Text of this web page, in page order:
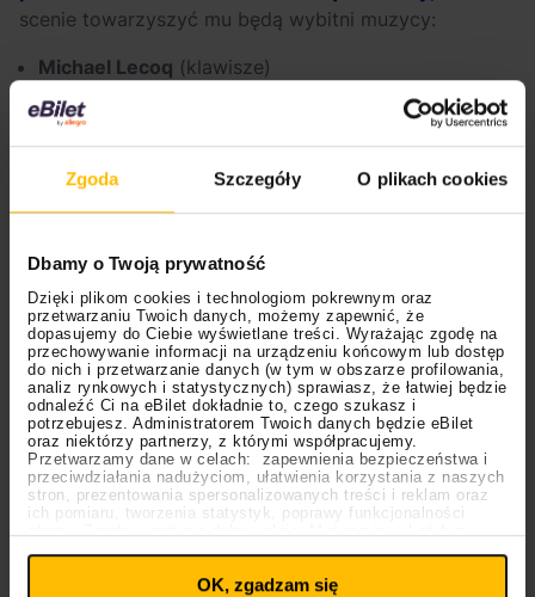
Zgoda Szczegóły O plikach cookies
Dbamy o Twoją prywatność
Dzięki plikom cookies i technologiom pokrewnym oraz
przetwarzaniu Twoich danych, możemy zapewnić, że
dopasujemy do Ciebie wyświetlane treści. Wyrażając zgodę na
przechowywanie informacji na urządzeniu końcowym lub dostęp
do nich i przetwarzanie danych (w tym w obszarze profilowania,
analiz rynkowych i statystycznych) sprawiasz, że łatwiej będzie
odnaleźć Ci na eBilet dokładnie to, czego szukasz i
potrzebujesz. Administratorem Twoich danych będzie eBilet
oraz niektórzy partnerzy, z którymi współpracujemy.
Przetwarzamy dane w celach: zapewnienia bezpieczeństwa i
przeciwdziałania nadużyciom, ułatwienia korzystania z naszych
stron, prezentowania spersonalizowanych treści i reklam oraz
ich pomiaru, tworzenia statystyk, poprawy funkcjonalności
plików cookies
wpływa na legalność uprzedniego przetwarzania.
OK, zgadzam się
scenie towarzyszyć mu będą wybitni muzycy:
Michael Lecoq (klawisze)
Nicolas Viccaro
Ciro Manna
Alexandre Herichon(trąbka)
– Jego koncerty to pełne energii i emocji muzyczne
podróże, które przekraczają granice kultur i
gatunków, pozostawiając publiczność pod wrażeniem
długo po wybrzmieniu ostatniego dźwięku. Tym razem
Richard wystąpi w klubowych przestrzeniach, co
zapewni bliskość i kontakt z artystą oraz
niezapomniane wrażenia – zaprasza na występy ich
organizator, ETER MUSIC.